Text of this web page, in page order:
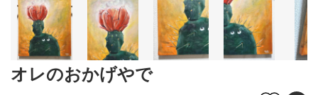
オレのおかげやで